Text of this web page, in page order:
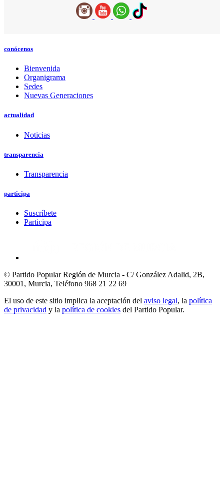
conócenos
Bienvenida
Organigrama
Sedes
Nuevas Generaciones
actualidad
Noticias
transparencia
Transparencia
participa
Suscríbete
Participa
© Partido Popular Región de Murcia - C/ González Adalid, 2B,
30001, Murcia, Teléfono 968 21 22 69
El uso de este sitio implica la aceptación del aviso legal, la política
de privacidad y la política de cookies del Partido Popular.